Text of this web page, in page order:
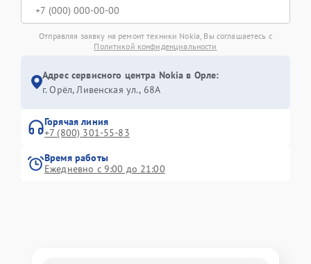
Отправляя заявку на ремонт техники Nokia, Вы соглашаетесь с
Политикой конфиденциальности
Адрес сервисного центра Nokia в Орле:
г. Орёл, Ливенская ул., 68А
Горячая линия
+7 (800) 301-55-83
Время работы
Ежедневно с 9:00 до 21:00